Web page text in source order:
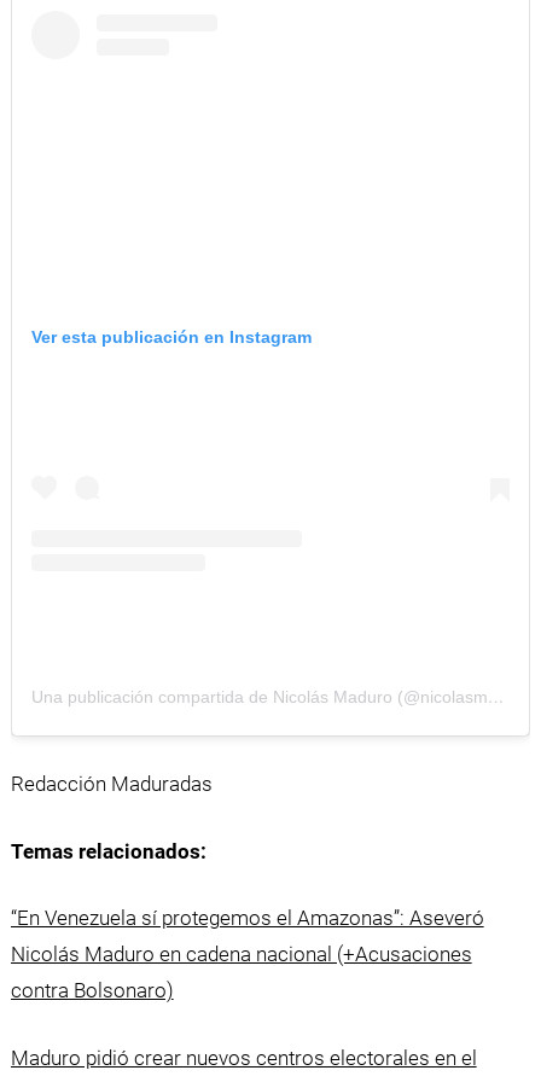
Ver esta publicación en Instagram
Una publicación compartida de Nicolás Maduro (@nicolasmaduro)
Redacción Maduradas
Temas relacionados:
“En Venezuela sí protegemos el Amazonas”: Aseveró
Nicolás Maduro en cadena nacional (+Acusaciones
contra Bolsonaro)
Maduro pidió crear nuevos centros electorales en el